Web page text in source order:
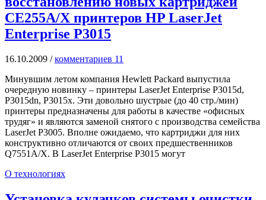
CE255A/X принтеров HP LaserJet
Enterprise P3015
16.10.2009 /комментариев 11
Минувшим летом компания Hewlett Packard выпустила
очередную новинку – принтеры LaserJet Enterprise P3015d,
P3015dn, P3015x. Эти довольно шустрые (до 40 стр./мин)
принтеры предназначены для работы в качестве «офисных
трудяг» и являются заменой снятого с производства семейства
LaserJet P3005. Вполне ожидаемо, что картриджи для них
конструктивно отличаются от своих предшественников
Q7551A/X. В LaserJet Enterprise P3015 могут
О технологиях